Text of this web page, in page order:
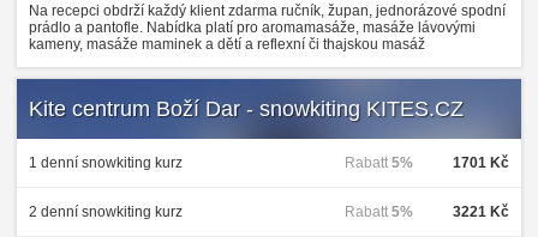
Na recepci obdrží každý klient zdarma ručník, župan, jednorázové spodní
prádlo a pantofle. Nabídka platí pro aromamasáže, masáže lávovými
kameny, masáže maminek a dětí a reflexní či thajskou masáž
Kite centrum Boží Dar - snowkiting KITES.CZ
1 denní snowkiting kurz 1701 Kč
Rabatt 5%
2 denní snowkiting kurz 3221 Kč
Rabatt 5%